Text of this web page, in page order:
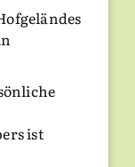
ist